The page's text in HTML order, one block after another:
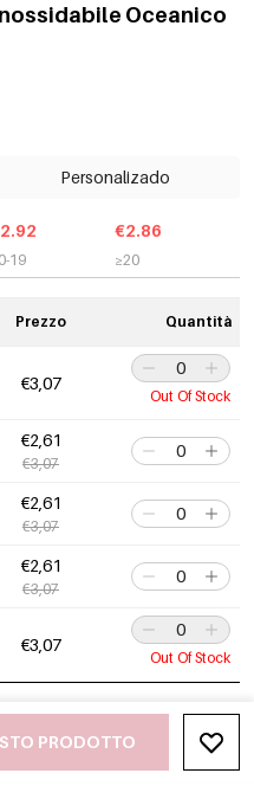
Oceanico
Personalizado
19
€2.86
≥20
Prezzo Quantità
€3,07
Out Of Stock
€2,61
€3,07
€2,61
€3,07
€2,61
€3,07
€3,07
Out Of Stock
PRODOTTO